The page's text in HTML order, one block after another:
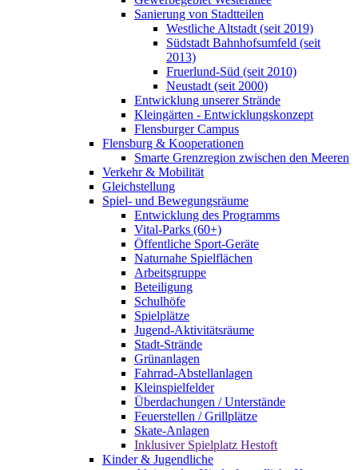
Sanierung von Stadtteilen
Westliche Altstadt (seit 2019)
Südstadt Bahnhofsumfeld (seit
2013)
Fruerlund-Süd (seit 2010)
Neustadt (seit 2000)
Entwicklung unserer Strände
Kleingärten - Entwicklungskonzept
Flensburger Campus
Flensburg & Kooperationen
Smarte Grenzregion zwischen den Meeren
Verkehr & Mobilität
Gleichstellung
Spiel- und Bewegungsräume
Entwicklung des Programms
Vital-Parks (60+)
Öffentliche Sport-Geräte
Naturnahe Spielflächen
Arbeitsgruppe
Beteiligung
Schulhöfe
Spielplätze
Jugend-Aktivitätsräume
Stadt-Strände
Grünanlagen
Fahrrad-Abstellanlagen
Kleinspielfelder
Überdachungen / Unterstände
Feuerstellen / Grillplätze
Skate-Anlagen
Inklusiver Spielplatz Hestoft
Kinder & Jugendliche